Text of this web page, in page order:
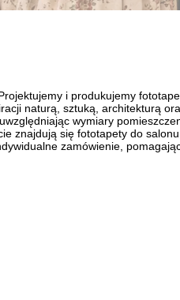
i produkujemy
naturą, sztuką, architekturą
wymiary
znajdują się fototapety do
zamówienie,